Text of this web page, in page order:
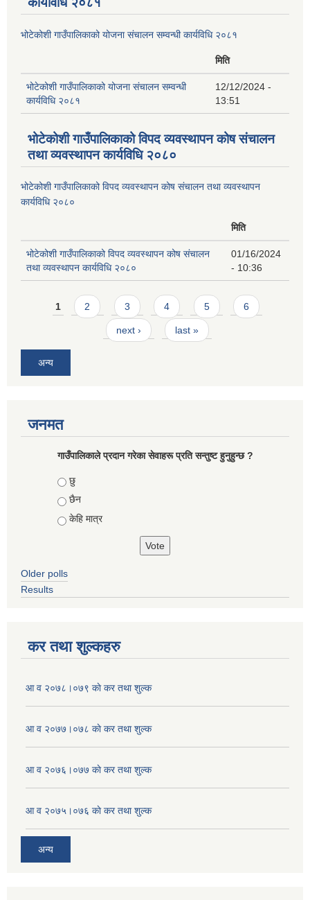
भोटेकोशी गाउँपालिकाको योजना संचालन सम्वन्धी कार्यविधि २०८१
मिति
भोटेकोशी गाउँपालिकाको योजना संचालन सम्वन्धी
कार्यविधि २०८१
12/12/2024 -
13:51
भोटेकोशी गाउँपालिकाको विपद व्यवस्थापन कोष संचालन
तथा व्यवस्थापन कार्यविधि २०८०
भोटेकोशी गाउँपालिकाको विपद व्यवस्थापन कोष संचालन तथा व्यवस्थापन
कार्यविधि २०८०
मिति
भोटेकोशी गाउँपालिकाको विपद व्यवस्थापन कोष संचालन
तथा व्यवस्थापन कार्यविधि २०८०
01/16/2024
- 10:36
Pages
1 2 3 4 5 6
next › last »
अन्य
जनमत
गाउँपालिकाले प्रदान गरेका सेवाहरू प्रति सन्तुष्ट हुनुहुन्छ ?
Choices
छु
छैन
केहि मात्र
Older polls
Results
कर तथा शुल्कहरु
आ व २०७८।०७९ काे कर तथा शुल्क
आ व २०७७।०७८ काे कर तथा शुल्क
आ व २०७६।०७७ काे कर तथा शुल्क
आ व २०७५।०७६ काे कर तथा शुल्क
अन्य